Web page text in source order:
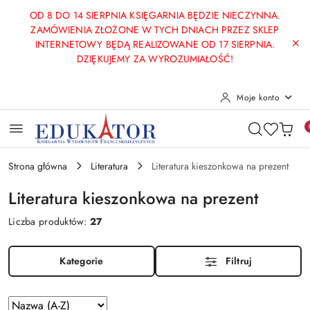
Przejdź do treści głównej
Przejdź do wyszukiwarki
Przejdź do moje konto
Przejdź do menu głównego
Przejdź do stopki
OD 8 DO 14 SIERPNIA KSIĘGARNIA BĘDZIE NIECZYNNA.
ZAMÓWIENIA ZŁOŻONE W TYCH DNIACH PRZEZ SKLEP
INTERNETOWY BĘDĄ REALIZOWANE OD 17 SIERPNIA.
DZIĘKUJEMY ZA WYROZUMIAŁOŚĆ!
Moje konto
Strona główna Literatura Literatura kieszonkowa na prezent
Literatura kieszonkowa na prezent
Liczba produktów:27
Kategorie Filtruj
Zastosowano
Sortuj